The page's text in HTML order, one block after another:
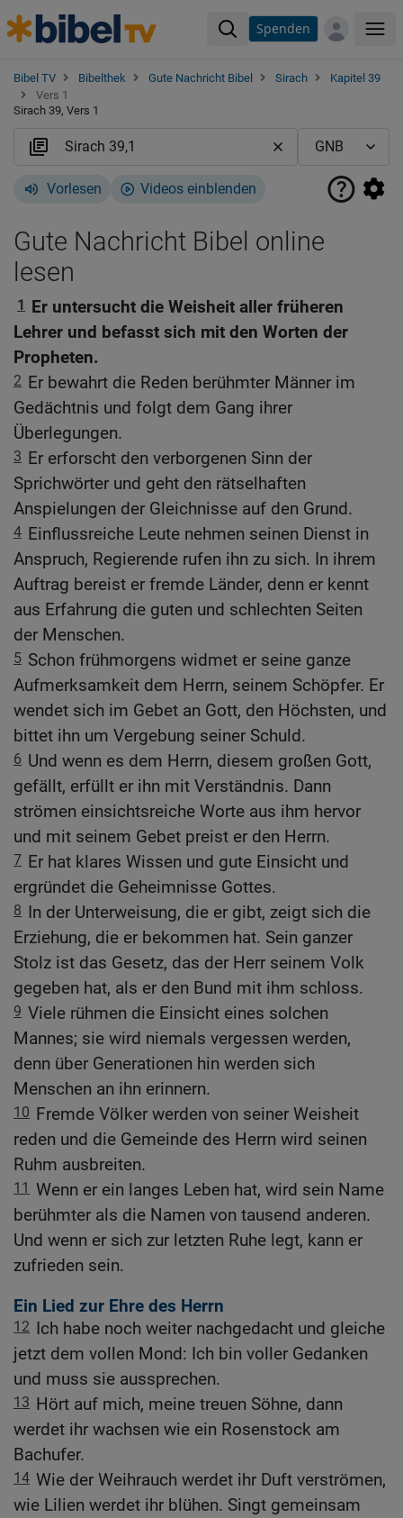
Spenden
Bibel TV Bibelthek Gute Nachricht Bibel Sirach
Kapitel 39
Vers 1
Sirach 39, Vers 1
Vorlesen Videos einblenden
Gute Nachricht Bibel online
lesen
1 Er untersucht die Weisheit aller früheren
Lehrer und befasst sich mit den Worten der
Propheten.
2 Er bewahrt die Reden berühmter Männer im
Gedächtnis und folgt dem Gang ihrer
Überlegungen.
3 Er erforscht den verborgenen Sinn der
Sprichwörter und geht den rätselhaften
Anspielungen der Gleichnisse auf den Grund.
4 Einflussreiche Leute nehmen seinen Dienst in
Anspruch, Regierende rufen ihn zu sich. In ihrem
Auftrag bereist er fremde Länder, denn er kennt
aus Erfahrung die guten und schlechten Seiten
der Menschen.
5 Schon frühmorgens widmet er seine ganze
Aufmerksamkeit dem Herrn, seinem Schöpfer. Er
wendet sich im Gebet an Gott, den Höchsten, und
bittet ihn um Vergebung seiner Schuld.
6 Und wenn es dem Herrn, diesem großen Gott,
gefällt, erfüllt er ihn mit Verständnis. Dann
strömen einsichtsreiche Worte aus ihm hervor
und mit seinem Gebet preist er den Herrn.
7 Er hat klares Wissen und gute Einsicht und
ergründet die Geheimnisse Gottes.
8 In der Unterweisung, die er gibt, zeigt sich die
Erziehung, die er bekommen hat. Sein ganzer
Stolz ist das Gesetz, das der Herr seinem Volk
gegeben hat, als er den Bund mit ihm schloss.
9 Viele rühmen die Einsicht eines solchen
Mannes; sie wird niemals vergessen werden,
denn über Generationen hin werden sich
Menschen an ihn erinnern.
10 Fremde Völker werden von seiner Weisheit
reden und die Gemeinde des Herrn wird seinen
Ruhm ausbreiten.
11 Wenn er ein langes Leben hat, wird sein Name
berühmter als die Namen von tausend anderen.
Und wenn er sich zur letzten Ruhe legt, kann er
zufrieden sein.
Ein Lied zur Ehre des Herrn
12 Ich habe noch weiter nachgedacht und gleiche
jetzt dem vollen Mond: Ich bin voller Gedanken
und muss sie aussprechen.
13 Hört auf mich, meine treuen Söhne, dann
werdet ihr wachsen wie ein Rosenstock am
Bachufer.
14 Wie der Weihrauch werdet ihr Duft verströmen,
wie Lilien werdet ihr blühen. Singt gemeinsam